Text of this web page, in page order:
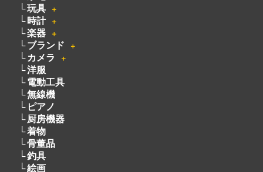
カメラ
洋服
電動工具
無線機
ピアノ
厨房機器
着物
骨董品
釣具
絵画
お酒
オーディオ
貴金属
アクセサリー